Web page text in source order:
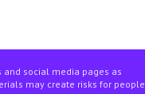
and social media pages as
may create risks for people